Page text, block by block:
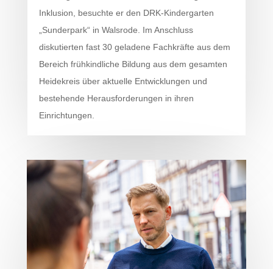
Inklusion, besuchte er den DRK-Kindergarten
„Sunderpark“ in Walsrode. Im Anschluss
diskutierten fast 30 geladene Fachkräfte aus dem
Bereich frühkindliche Bildung aus dem gesamten
Heidekreis über aktuelle Entwicklungen und
bestehende Herausforderungen in ihren
Einrichtungen.